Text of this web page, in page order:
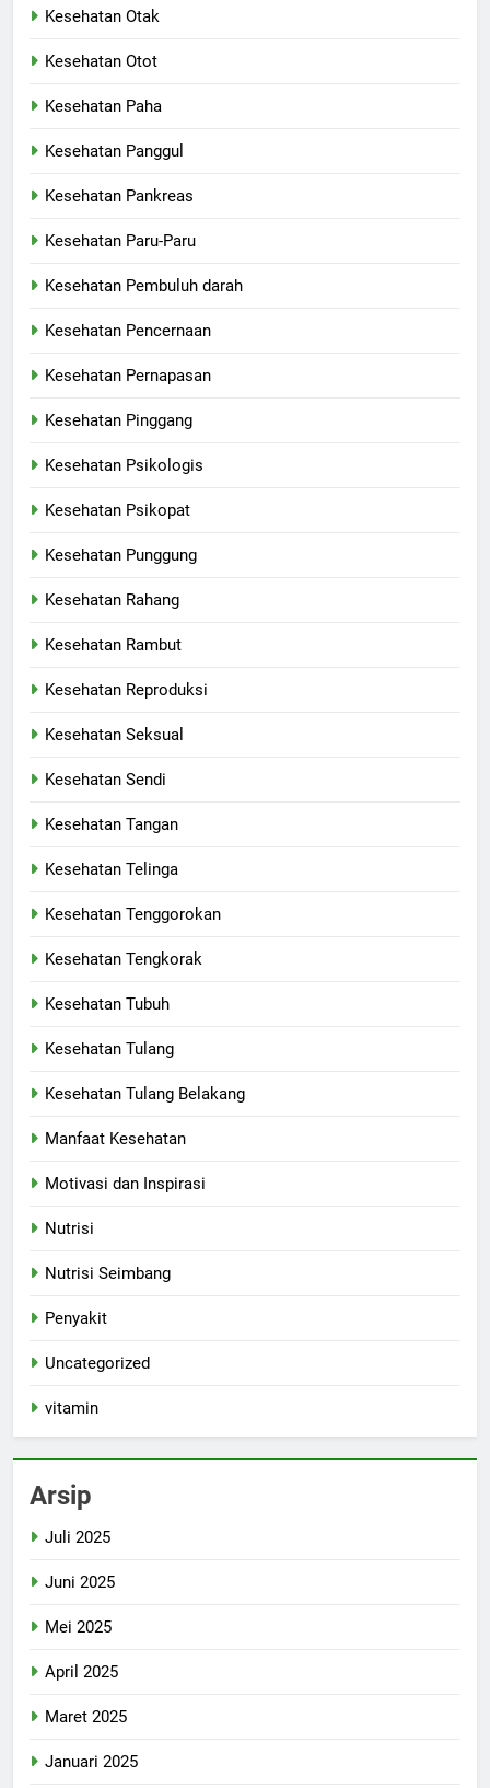
Kesehatan Otak
Kesehatan Otot
Kesehatan Paha
Kesehatan Panggul
Kesehatan Pankreas
Kesehatan Paru-Paru
Kesehatan Pembuluh darah
Kesehatan Pencernaan
Kesehatan Pernapasan
Kesehatan Pinggang
Kesehatan Psikologis
Kesehatan Psikopat
Kesehatan Punggung
Kesehatan Rahang
Kesehatan Rambut
Kesehatan Reproduksi
Kesehatan Seksual
Kesehatan Sendi
Kesehatan Tangan
Kesehatan Telinga
Kesehatan Tenggorokan
Kesehatan Tengkorak
Kesehatan Tubuh
Kesehatan Tulang
Kesehatan Tulang Belakang
Manfaat Kesehatan
Motivasi dan Inspirasi
Nutrisi
Nutrisi Seimbang
Penyakit
Uncategorized
vitamin
Arsip
Juli 2025
Juni 2025
Mei 2025
April 2025
Maret 2025
Januari 2025